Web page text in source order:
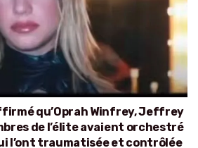
qu’Oprah Winfrey, Jeffrey
de l’élite avaient orchestré
l’ont traumatisée et contrôlée